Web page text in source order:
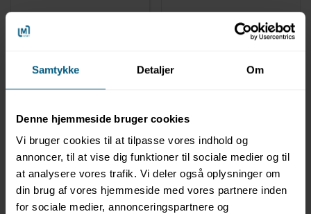
Samtykke Detaljer Om
Denne hjemmeside bruger cookies
Vi bruger cookies til at tilpasse vores indhold og
annoncer, til at vise dig funktioner til sociale medier og til
at analysere vores trafik. Vi deler også oplysninger om
din brug af vores hjemmeside med vores partnere inden
for sociale medier, annonceringspartnere og
Information Specifikationer Dokumenter
Produktinformation